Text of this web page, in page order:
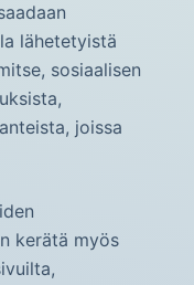
lähetetyistä
sosiaalisen
joissa
kerätä myös